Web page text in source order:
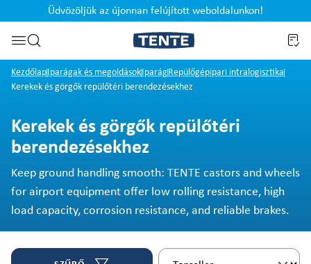
Ugrás a kereséshez
Üdvözöljük az újonnan felújított weboldalunkon!
KezdőlapIparágak és megoldásokIparágRepülőgépipari intralogisztika
Kerekek és görgők repülőtéri berendezésekhez
Kerekek és görgők repülőtéri
berendezésekhez
Keep ground handling smooth: TENTE castors and wheels
for airport equipment offer low rolling resistance, high
load capacity, corrosion resistance, and reliable brakes.